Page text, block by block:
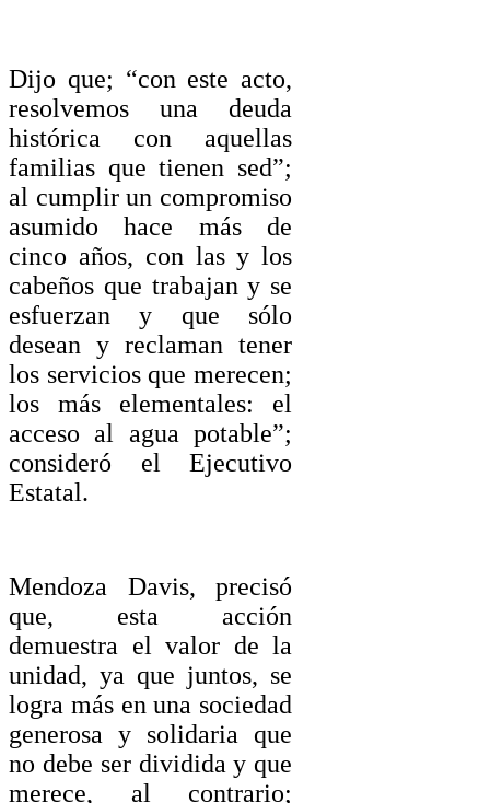
Dijo que; “con este acto,
resolvemos una deuda
histórica con aquellas
familias que tienen sed”;
al cumplir un compromiso
asumido hace más de
cinco años, con las y los
cabeños que trabajan y se
esfuerzan y que sólo
desean y reclaman tener
los servicios que merecen;
los más elementales: el
acceso al agua potable”;
consideró el Ejecutivo
Estatal.
Mendoza Davis, precisó
que, esta acción
demuestra el valor de la
unidad, ya que juntos, se
logra más en una sociedad
generosa y solidaria que
no debe ser dividida y que
merece, al contrario;